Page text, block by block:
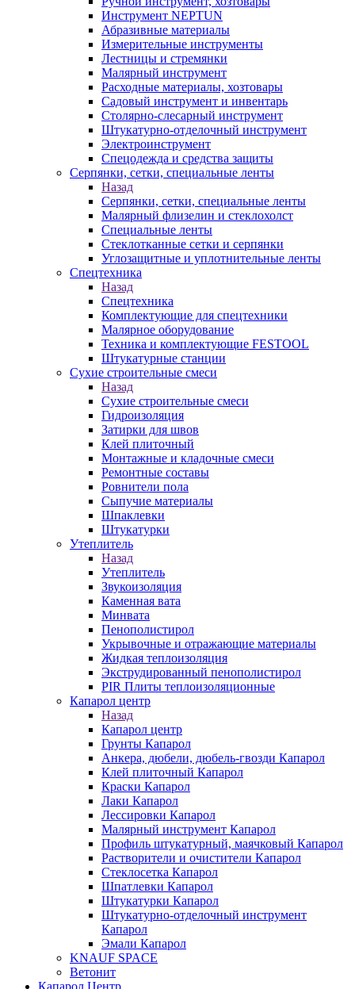
Инструмент NEPTUN
Абразивные материалы
Измерительные инструменты
Лестницы и стремянки
Малярный инструмент
Расходные материалы, хозтовары
Садовый инструмент и инвентарь
Столярно-слесарный инструмент
Штукатурно-отделочный инструмент
Электроинструмент
Спецодежда и средства защиты
Серпянки, сетки, специальные ленты
Назад
Серпянки, сетки, специальные ленты
Малярный флизелин и стеклохолст
Специальные ленты
Стеклотканные сетки и серпянки
Углозащитные и уплотнительные ленты
Спецтехника
Назад
Спецтехника
Комплектующие для спецтехники
Малярное оборудование
Техника и комплектующие FESTOOL
Штукатурные станции
Сухие строительные смеси
Назад
Сухие строительные смеси
Гидроизоляция
Затирки для швов
Клей плиточный
Монтажные и кладочные смеси
Ремонтные составы
Ровнители пола
Сыпучие материалы
Шпаклевки
Штукатурки
Утеплитель
Назад
Утеплитель
Звукоизоляция
Каменная вата
Минвата
Пенополистирол
Укрывочные и отражающие материалы
Жидкая теплоизоляция
Экструдированный пенополистирол
PIR Плиты теплоизоляционные
Капарол центр
Назад
Капарол центр
Грунты Капарол
Анкера, дюбели, дюбель-гвозди Капарол
Клей плиточный Капарол
Краски Капарол
Лаки Капарол
Лессировки Капарол
Малярный инструмент Капарол
Профиль штукатурный, маячковый Капарол
Растворители и очистители Капарол
Cтеклосетка Капарол
Шпатлевки Капарол
Штукатурки Капарол
Штукатурно-отделочный инструмент
Капарол
Эмали Капарол
KNAUF SPACE
Ветонит
Капарол Центр